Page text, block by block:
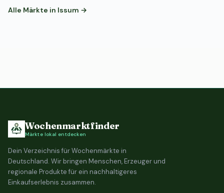
Alle Märkte in Issum →
Wochenmarktfinder
Märkte lokal entdecken
Dein Verzeichnis für Wochenmärkte in
Deutschland. Wir bringen Menschen, Erzeuger und
regionale Produkte für ein nachhaltigeres
Einkaufserlebnis zusammen.